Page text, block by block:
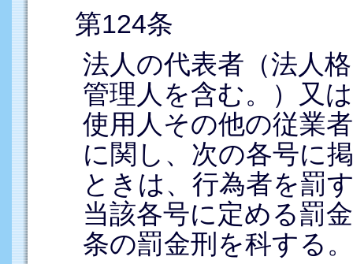
第124条
法人の代表者（法人
管理人を含む。）又
使用人その他の従業
に関し、次の各号に
ときは、行為者を罰
当該各号に定める罰
条の罰金刑を科する。